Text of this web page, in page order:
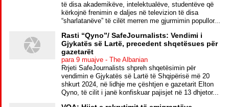
të disa akademikëve, intelektualëve, studentëve që
kërkojnë frenimin e daljes në televizion të disa
“sharlatanëve” të cilët merren me gjurmimin popullor...
Rasti “Qyno”/ SafeJournalists: Vendimi i
Gjykatës së Lartë, precedent shqetësues për
gazetarët
para 9 muajve - The Albanian
Rrjeti SafeJournalists shpreh shqetësimin për
vendimin e Gjykatës së Lartë të Shqipërisë më 20
shkurt 2024, në lidhje me çështjen e gazetarit Elton
Qyno, të cilit i janë konfiskuar pajisjet në 13 dhjetor...